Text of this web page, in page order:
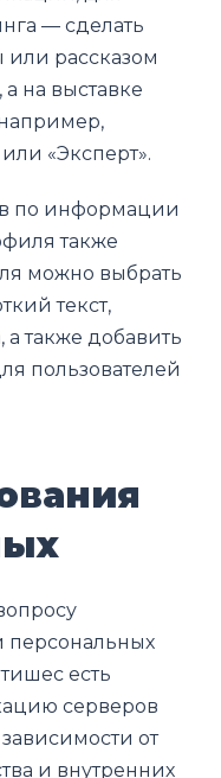
— сделать
рассказом
на выставке
«Эксперт».
по информации
также
можно выбрать
текст,
также добавить
пользователей
персональных
есть
серверов
от
и внутренних